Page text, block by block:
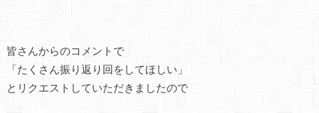
皆さんからのコメントで
「たくさん振り返り回をしてほしい」
とリクエストしていただきましたので